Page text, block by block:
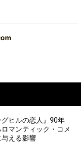
グヒルの恋人』90年
マンティック・コメ
える影響